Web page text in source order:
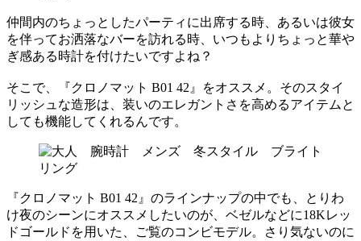
仲間内のちょっとしたパーティに出席する時、あるいは彼女
を伴ってお洒落なバーを訪れる時、いつもよりちょっと華や
ぎ感ある時計を付けたいですよね？
そこで、『クロノマット B01 42』をオススメ。そのスタイ
リッシュな造形は、装いのエレガントさを高めるアイテムと
しても機能してくれるんです。
『クロノマット B01 42』のラインナップの中でも、とりわ
け夜のシーンにオススメしたいのが、ベゼルなどに18Kレッ
ドゴールドを用いた、ご覧のコンビモデル。さり気ないのに